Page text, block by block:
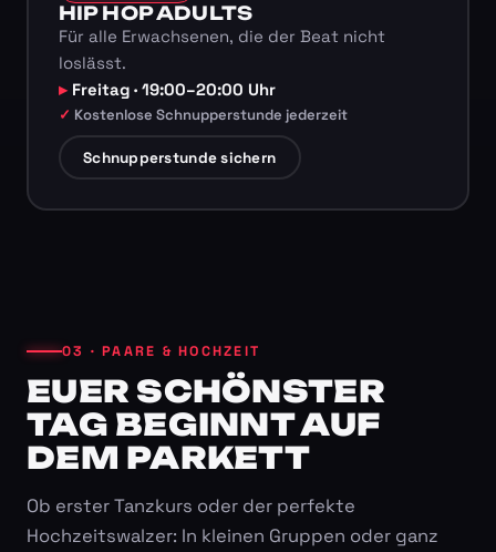
HIP HOP ADULTS
Für alle Erwachsenen, die der Beat nicht
loslässt.
Freitag · 19:00–20:00 Uhr
Kostenlose Schnupperstunde jederzeit
Schnupperstunde sichern
03 · PAARE & HOCHZEIT
EUER SCHÖNSTER
TAG BEGINNT AUF
DEM PARKETT
Ob erster Tanzkurs oder der perfekte
Hochzeitswalzer: In kleinen Gruppen oder ganz